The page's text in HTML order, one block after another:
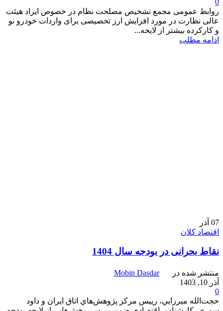
0
روابط عمومی مجمع تشخیص مصلحت نظام در خصوص ایراد هیئت
عالی نظارت در مورد افزایش ارز تخصیصی برای واردات خودرو نو
و کارکرده بیشتر از لایحه...
ادامه مطلب
07 آذر
اقتصاد کلان
نقاط بحرانی در بودجه سال 1404
منتشر شده در
Mobin Dasdar
آذر 10, 1403
0
حجت‌الله ميرزايي، رييس مركز پژوهش‌هاي اتاق ايران و داود